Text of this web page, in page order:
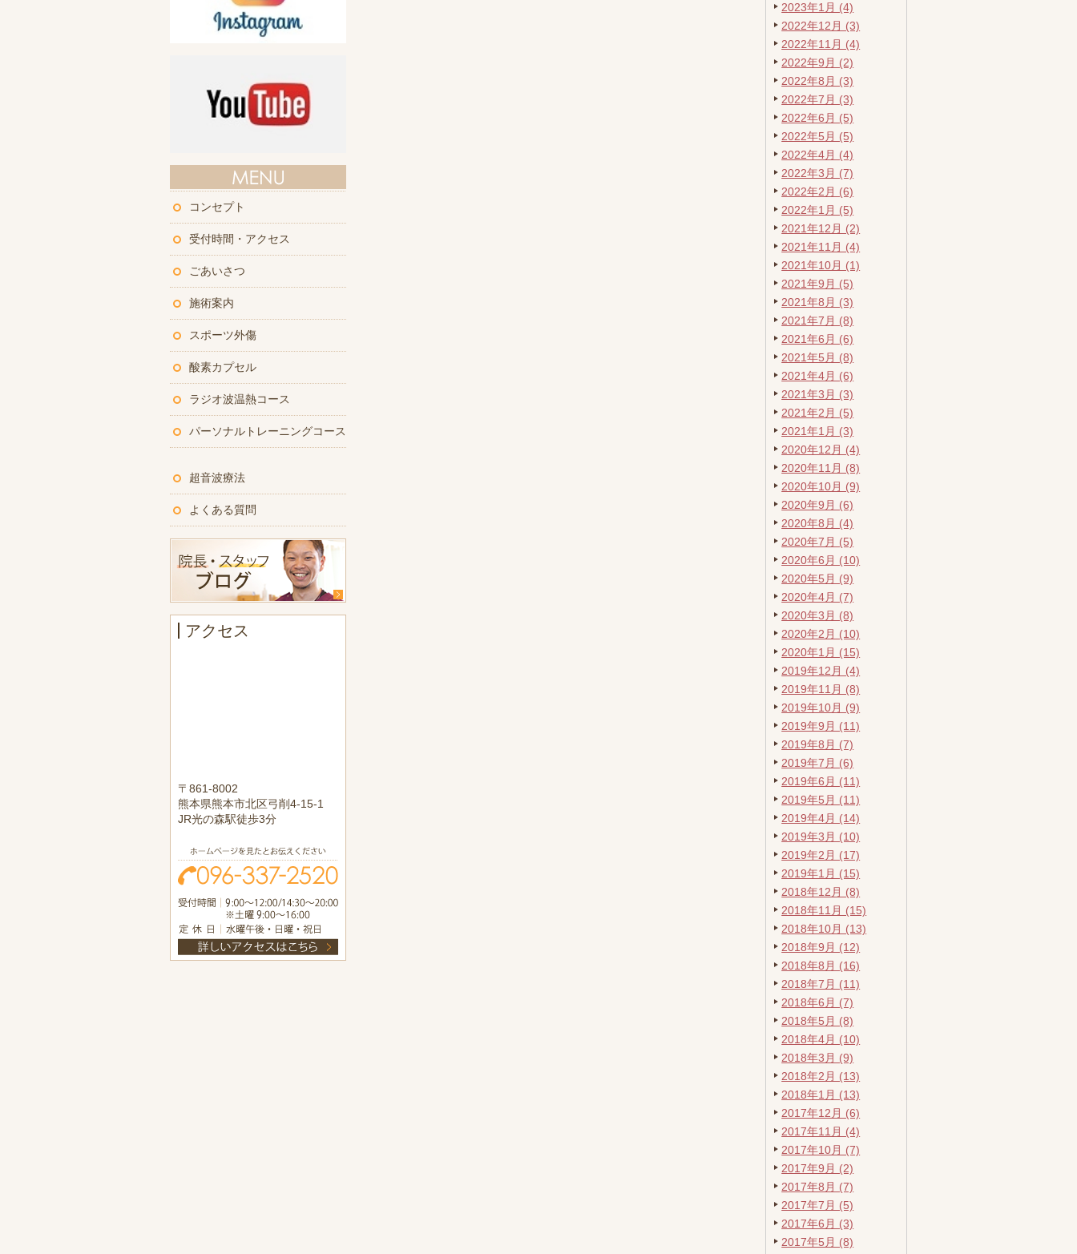
2023年1月 (4)
2022年12月 (3)
2022年11月 (4)
2022年9月 (2)
2022年8月 (3)
2022年7月 (3)
2022年6月 (5)
2022年5月 (5)
2022年4月 (4)
2022年3月 (7)
2022年2月 (6)
2022年1月 (5)
2021年12月 (2)
2021年11月 (4)
2021年10月 (1)
2021年9月 (5)
2021年8月 (3)
2021年7月 (8)
2021年6月 (6)
2021年5月 (8)
2021年4月 (6)
2021年3月 (3)
2021年2月 (5)
2021年1月 (3)
2020年12月 (4)
2020年11月 (8)
2020年10月 (9)
2020年9月 (6)
2020年8月 (4)
2020年7月 (5)
2020年6月 (10)
2020年5月 (9)
2020年4月 (7)
2020年3月 (8)
2020年2月 (10)
2020年1月 (15)
2019年12月 (4)
2019年11月 (8)
2019年10月 (9)
2019年9月 (11)
2019年8月 (7)
2019年7月 (6)
2019年6月 (11)
2019年5月 (11)
2019年4月 (14)
2019年3月 (10)
2019年2月 (17)
2019年1月 (15)
2018年12月 (8)
2018年11月 (15)
2018年10月 (13)
2018年9月 (12)
2018年8月 (16)
2018年7月 (11)
2018年6月 (7)
2018年5月 (8)
2018年4月 (10)
2018年3月 (9)
2018年2月 (13)
2018年1月 (13)
2017年12月 (6)
2017年11月 (4)
2017年10月 (7)
2017年9月 (2)
2017年8月 (7)
2017年7月 (5)
2017年6月 (3)
2017年5月 (8)
コンセプト
受付時間・アクセス
ごあいさつ
施術案内
スポーツ外傷
酸素カプセル
ラジオ波温熱コース
パーソナルトレーニングコース
超音波療法
よくある質問
アクセス
〒861-8002
熊本県熊本市北区弓削4-15-1
JR光の森駅徒歩3分